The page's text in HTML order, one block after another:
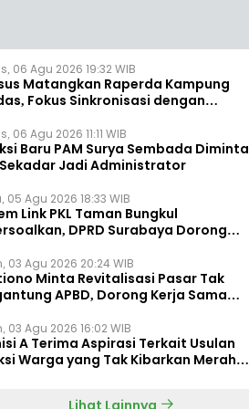
06 Agu 2026 19:32 WIB
Matangkan Raperda Kampung
Fokus Sinkronisasi dengan
06 Agu 2026 11:11 WIB
Baru PAM Surya Sembada Diminta
Jadi Administrator
05 Agu 2026 18:33 WIB
Link PKL Taman Bungkul
DPRD Surabaya Dorong
03 Agu 2026 20:24 WIB
Minta Revitalisasi Pasar Tak
APBD, Dorong Kerja Sama
03 Agu 2026 16:02 WIB
A Terima Aspirasi Terkait Usulan
Warga yang Tak Kibarkan Merah
Lihat Lainnya